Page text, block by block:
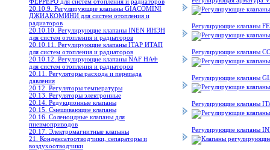
20.10.9. Регулирующие клапаны GIACOMINI
ДЖИАКОМИНИ для систем отопления и
радиаторов
20.10.10. Регулирующие клапаны INEN ИНЭН
для систем отопления и радиаторов
20.10.11. Регулирующие клапаны ITAP ИТАП
для систем отопления и радиаторов
20.10.12. Регулирующие клапаны NAF НАФ
для систем отопления и радиаторов
20.11. Регуляторы расхода и перепада
давления
20.12. Регуляторы температуры
20.13. Регуляторы электронные
20.14. Редукционные клапаны
20.15. Смешивающие клапаны
20.16. Соленоидные клапаны для
пневмоприводов
20.17. Электромагнитные клапаны
21. Конденсатоотводчики, сепараторы и
воздухоотводчики
Регулирующие клапаны
Регулирующие клапаны
Регулирующие клапаны
Регулирующие клапаны
Регулирующие клапаны